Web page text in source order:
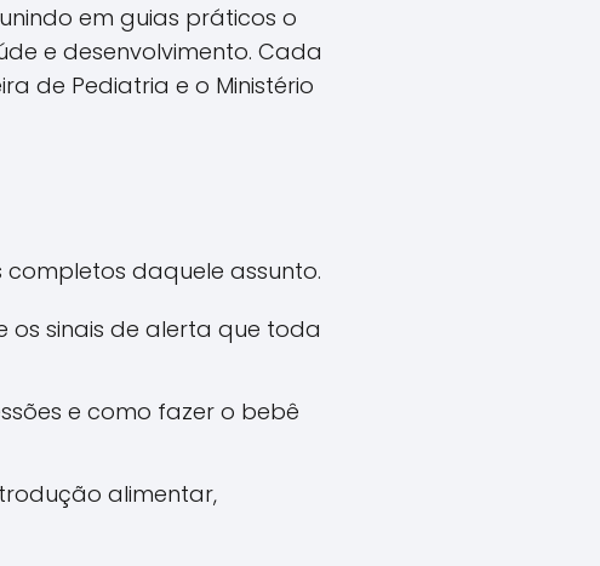
em guias práticos o
e desenvolvimento. Cada
de Pediatria e o Ministério
daquele assunto.
os sinais de alerta que toda
e como fazer o bebê
alimentar,